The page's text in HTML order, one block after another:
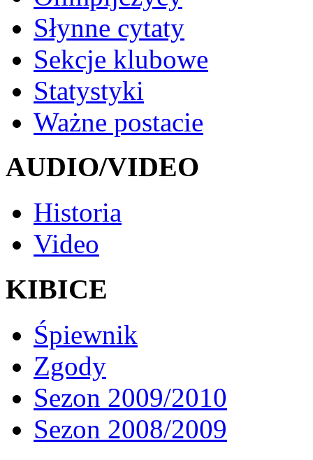
Słynne cytaty
Sekcje klubowe
Statystyki
Ważne postacie
AUDIO/VIDEO
Historia
Video
KIBICE
Śpiewnik
Zgody
Sezon 2009/2010
Sezon 2008/2009